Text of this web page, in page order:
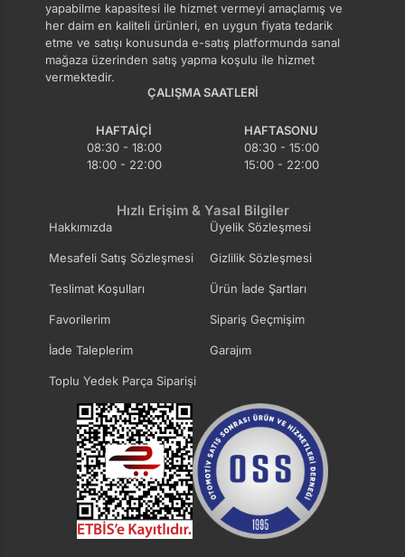
yapabilme kapasitesi ile hizmet vermeyi amaçlamış ve
her daim en kaliteli ürünleri, en uygun fiyata tedarik
etme ve satışı konusunda e-satış platformunda sanal
mağaza üzerinden satış yapma koşulu ile hizmet
vermektedir.
ÇALIŞMA SAATLERI
HAFTAIÇI
08:30 - 18:00
18:00 - 22:00
HAFTASONU
08:30 - 15:00
15:00 - 22:00
Hızlı Erişim & Yasal Bilgiler
Hakkımızda Üyelik Sözleşmesi
Mesafeli Satış Sözleşmesi Gizlilik Sözleşmesi
Teslimat Koşulları Ürün İade Şartları
Favorilerim Sipariş Geçmişim
İade Taleplerim Garajım
Toplu Yedek Parça Siparişi